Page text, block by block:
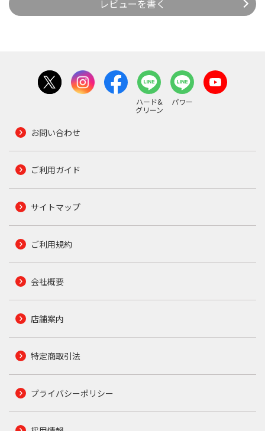
レビューを書く
ハード&
グリーン
パワー
お問い合わせ
ご利用ガイド
サイトマップ
ご利用規約
会社概要
店舗案内
特定商取引法
プライバシーポリシー